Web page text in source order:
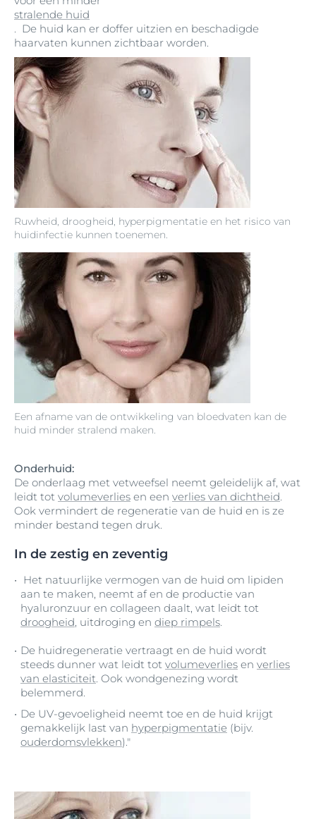
Ruwheid, droogheid, hyperpigmentatie en het risico van
huidinfectie kunnen toenemen.
Een afname van de ontwikkeling van bloedvaten kan de
huid minder stralend maken.
stralende huid
. De huid kan er doffer uitzien en beschadigde
haarvaten kunnen zichtbaar worden.
Onderhuid:
De onderlaag met vetweefsel neemt geleidelijk af, wat
leidt tot volumeverlies en een verlies van dichtheid.
Ook vermindert de regeneratie van de huid en is ze
minder bestand tegen druk.
In de zestig en zeventig
Het natuurlijke vermogen van de huid om lipiden
aan te maken, neemt af en de productie van
hyaluronzuur en collageen daalt, wat leidt tot
droogheid, uitdroging en diep rimpels.
De huidregeneratie vertraagt en de huid wordt
steeds dunner wat leidt tot volumeverlies en verlies
van elasticiteit. Ook wondgenezing wordt
belemmerd.
De UV-gevoeligheid neemt toe en de huid krijgt
gemakkelijk last van hyperpigmentatie (bijv.
ouderdomsvlekken)."